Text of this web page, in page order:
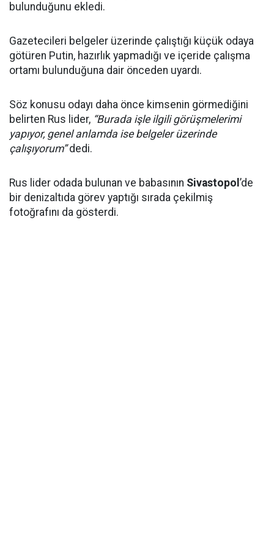
bulunduğunu ekledi.
Gazetecileri belgeler üzerinde çalıştığı küçük odaya
götüren Putin, hazırlık yapmadığı ve içeride çalışma
ortamı bulunduğuna dair önceden uyardı.
Söz konusu odayı daha önce kimsenin görmediğini
belirten Rus lider, “Burada işle ilgili görüşmelerimi
yapıyor, genel anlamda ise belgeler üzerinde
çalışıyorum”dedi.
Rus lider odada bulunan ve babasının Sivastopol ’de
bir denizaltıda görev yaptığı sırada çekilmiş
fotoğrafını da gösterdi.